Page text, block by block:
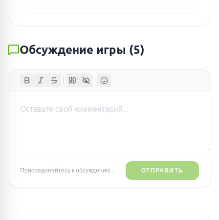
Обсуждение игры (5)
Присоединяйтесь к обсуждению... ОТПРАВИТЬ